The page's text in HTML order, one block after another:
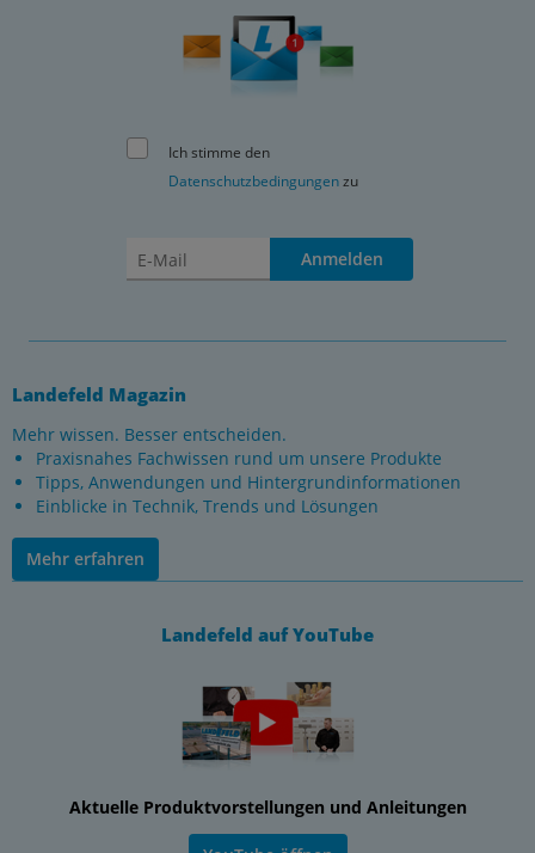
Ich stimme den
Datenschutzbedingungenzu
Anmelden
Landefeld Magazin
Mehr wissen. Besser entscheiden.
Praxisnahes Fachwissen rund um unsere Produkte
Tipps, Anwendungen und Hintergrundinformationen
Einblicke in Technik, Trends und Lösungen
Mehr erfahren
Landefeld auf YouTube
Aktuelle Produktvorstellungen und Anleitungen